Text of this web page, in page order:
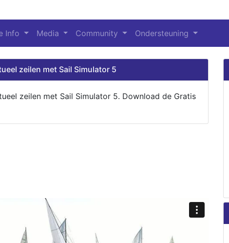
Info Media Community Ondersteuning
zeilen met Sail Simulator 5
zeilen met Sail Simulator 5. Download de Gratis